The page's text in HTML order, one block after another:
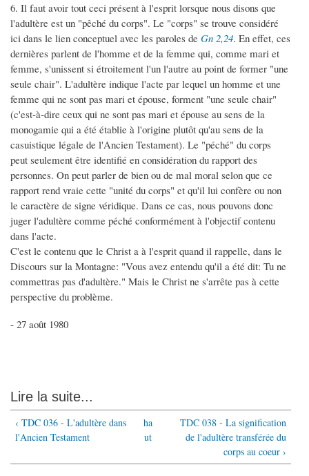
6. Il faut avoir tout ceci présent à l'esprit lorsque nous disons que
l'adultère est un "pêché du corps". Le "corps" se trouve considéré
ici dans le lien conceptuel avec les paroles de Gn 2,24. En effet, ces
dernières parlent de l'homme et de la femme qui, comme mari et
femme, s'unissent si étroitement l'un l'autre au point de former "une
seule chair". L'adultère indique l'acte par lequel un homme et une
femme qui ne sont pas mari et épouse, forment "une seule chair"
(c'est-à-dire ceux qui ne sont pas mari et épouse au sens de la
monogamie qui a été établie à l'origine plutôt qu'au sens de la
casuistique légale de l'Ancien Testament). Le "péché" du corps
peut seulement être identifié en considération du rapport des
personnes. On peut parler de bien ou de mal moral selon que ce
rapport rend vraie cette "unité du corps" et qu'il lui confère ou non
le caractère de signe véridique. Dans ce cas, nous pouvons donc
juger l'adultère comme péché conformément à l'objectif contenu
dans l'acte.
C'est le contenu que le Christ a à l'esprit quand il rappelle, dans le
Discours sur la Montagne: "Vous avez entendu qu'il a été dit: Tu ne
commettras pas d'adultère." Mais le Christ ne s'arrête pas à cette
perspective du problème.
- 27 août 1980
Lire la suite...
‹ TDC 036 - L'adultère dans
l'Ancien Testament
ha
ut
TDC 038 - La signification
de l'adultère transférée du
corps au coeur ›